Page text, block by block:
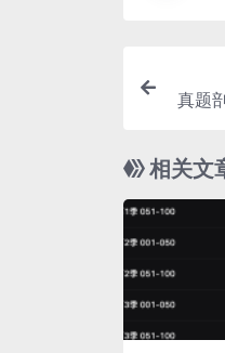
真题
相关文